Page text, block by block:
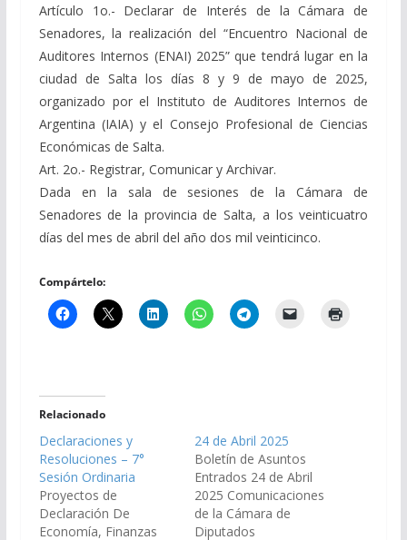
Artículo 1o.- Declarar de Interés de la Cámara de
Senadores, la realización del “Encuentro Nacional de
Auditores Internos (ENAI) 2025” que tendrá lugar en la
ciudad de Salta los días 8 y 9 de mayo de 2025,
organizado por el Instituto de Auditores Internos de
Argentina (IAIA) y el Consejo Profesional de Ciencias
Económicas de Salta.
Art. 2o.- Registrar, Comunicar y Archivar.
Dada en la sala de sesiones de la Cámara de
Senadores de la provincia de Salta, a los veinticuatro
días del mes de abril del año dos mil veinticinco.
Compártelo:
Relacionado
Declaraciones y
Resoluciones – 7°
Sesión Ordinaria
Proyectos de
Declaración De
Economía, Finanzas
24 de Abril 2025
Boletín de Asuntos
Entrados 24 de Abril
2025 Comunicaciones
de la Cámara de
Diputados